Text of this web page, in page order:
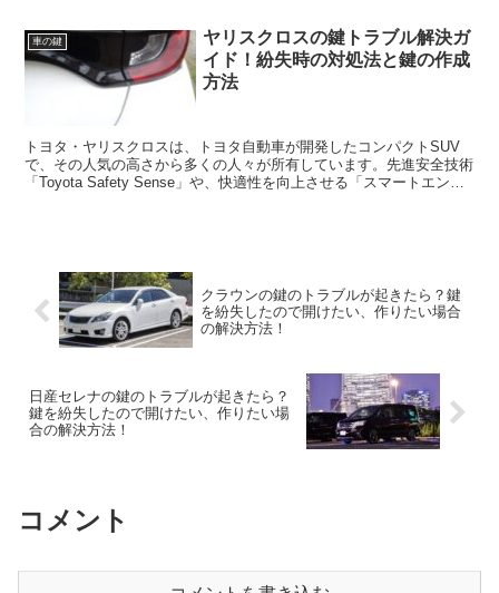
車の鍵
ヤリスクロスの鍵トラブル解決ガ
イド！紛失時の対処法と鍵の作成
方法
トヨタ・ヤリスクロスは、トヨタ自動車が開発したコンパクトSUV
で、その人気の高さから多くの人々が所有しています。先進安全技術
「Toyota Safety Sense」や、快適性を向上させる「スマートエント
クラウンの鍵のトラブルが起きたら？鍵
を紛失したので開けたい、作りたい場合
の解決方法！
日産セレナの鍵のトラブルが起きたら？
鍵を紛失したので開けたい、作りたい場
合の解決方法！
コメント